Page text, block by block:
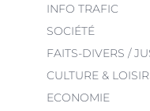
INFO TRAFIC
SOCIÉTÉ
FAITS-DIVERS /
CULTURE &
ECONOMIE